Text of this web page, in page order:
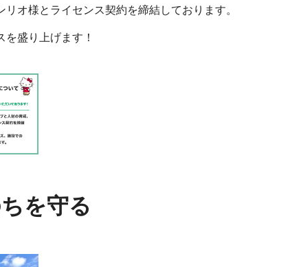
オ様とライセンス契約を締結しております。
を盛り上げます！
を守る